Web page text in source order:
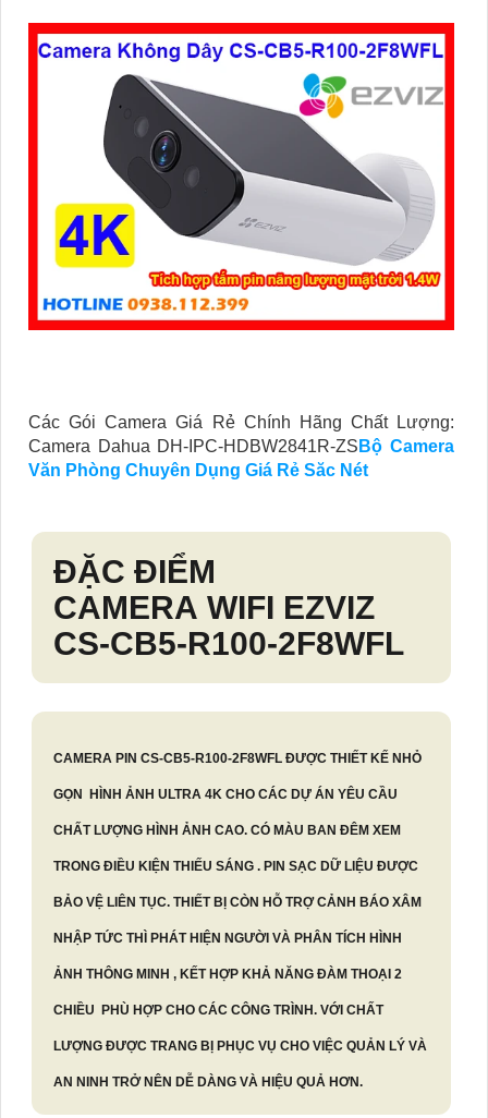
Các Gói Camera Giá Rẻ Chính Hãng Chất Lượng:
Camera Dahua DH-IPC-HDBW2841R-ZS Bộ Camera
Văn Phòng Chuyên Dụng Giá Rẻ Săc Nét
ĐẶC ĐIỂM
CAMERA WIFI EZVIZ
CS-CB5-R100-2F8WFL
CAMERA PIN CS-CB5-R100-2F8WFL ĐƯỢC THIẾT KẾ NHỎ
GỌN HÌNH ẢNH ULTRA 4K CHO CÁC DỰ ÁN YÊU CẦU
CHẤT LƯỢNG HÌNH ẢNH CAO. CÓ MÀU BAN ĐÊM XEM
TRONG ĐIỀU KIỆN THIẾU SÁNG . PIN SẠC DỮ LIỆU ĐƯỢC
BẢO VỆ LIÊN TỤC. THIẾT BỊ CÒN HỖ TRỢ CẢNH BÁO XÂM
NHẬP TỨC THÌ PHÁT HIỆN NGƯỜI VÀ PHÂN TÍCH HÌNH
ẢNH THÔNG MINH , KẾT HỢP KHẢ NĂNG ĐÀM THOẠI 2
CHIỀU PHÙ HỢP CHO CÁC CÔNG TRÌNH. VỚI CHẤT
LƯỢNG ĐƯỢC TRANG BỊ PHỤC VỤ CHO VIỆC QUẢN LÝ VÀ
AN NINH TRỞ NÊN DỄ DÀNG VÀ HIỆU QUẢ HƠN.